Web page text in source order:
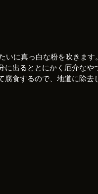
いに真っ白な粉を吹きま
出るととにかく厄介なや
食するので、地道に除去